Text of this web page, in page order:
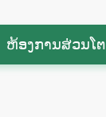
ຫ້ອງການສ່ວນໂຕ